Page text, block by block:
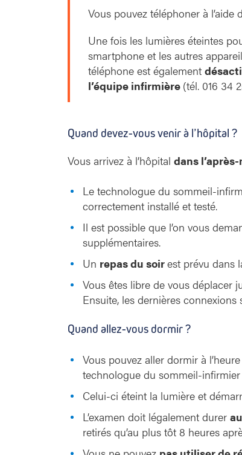
Vous pouvez téléphoner à l’aide
Une fois les lumières éteintes
smartphone et les autres
téléphone est également
l’équipe infirmière (tél. 016 34
Quand devez-vous venir à l’hôpital ?
Vous arrivez à l’hôpital dans
Le technologue du sommeil-
correctement installé et testé.
Il est possible que l’on vous
supplémentaires.
Un repas du soirest prévu dans
Vous êtes libre de vous déplacer
Ensuite, les dernières
Quand allez-vous dormir ?
Vous pouvez aller dormir à
technologue du sommeil-infirmier
Celui-ci éteint la lumière et
L’examen doit légalement durer
retirés qu’au plus tôt 8 heures